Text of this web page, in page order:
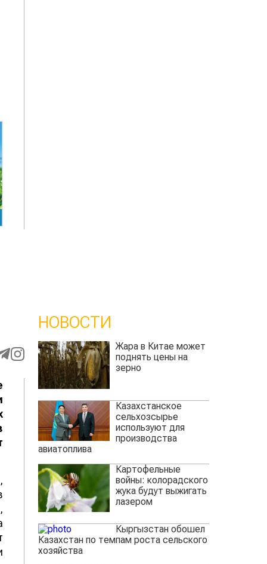
НОВОСТИ
Жара в Китае может
поднять цены на
зерно
Казахстанское
сельхозсырье
используют для
производства
авиатоплива
Картофельные
войны: колорадского
жука будут выжигать
лазером
Кыргызстан обошел
Казахстан по темпам роста сельского
хозяйства